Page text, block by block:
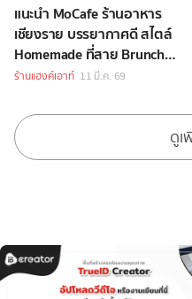
แนะนำ MoCafe ร้านอาหาร
เชียงราย บรรยากาศดี สไตล์
Homemade ที่สาย Brunch
และเบเกอรี่ต้องตกหลุมรัก!
ร้านแฮงค์เอาท์ 11 มี.ค. 69
ดูเ